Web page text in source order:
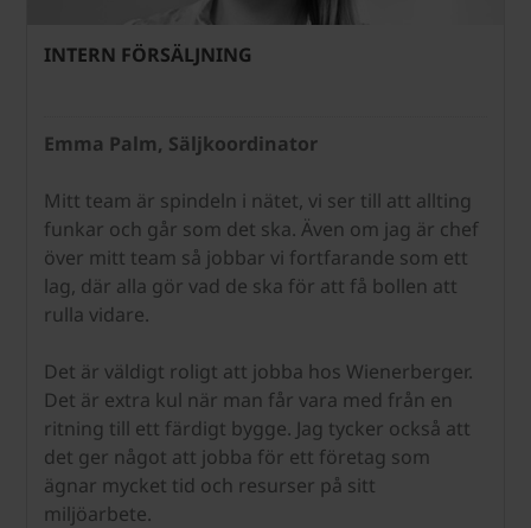
INTERN FÖRSÄLJNING
Emma Palm, Säljkoordinator
Mitt team är spindeln i nätet, vi ser till att allting
funkar och går som det ska. Även om jag är chef
över mitt team så jobbar vi fortfarande som ett
lag, där alla gör vad de ska för att få bollen att
rulla vidare.
Det är väldigt roligt att jobba hos Wienerberger.
Det är extra kul när man får vara med från en
ritning till ett färdigt bygge. Jag tycker också att
det ger något att jobba för ett företag som
ägnar mycket tid och resurser på sitt
miljöarbete.